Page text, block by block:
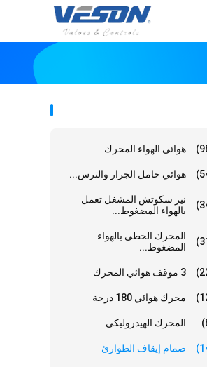
هوائي الهواء المحرك
هوائي حامل الجرار والترس...
نير سكوتش المشغل تعمل
بالهواء المضغوط...
المحرك الخطي بالهواء
المضغوط...
3 موقف هوائي المحرك
محرك هوائي 180 درجة
المحرك الهيدروليكي
صمام إيقاف الطوارئ